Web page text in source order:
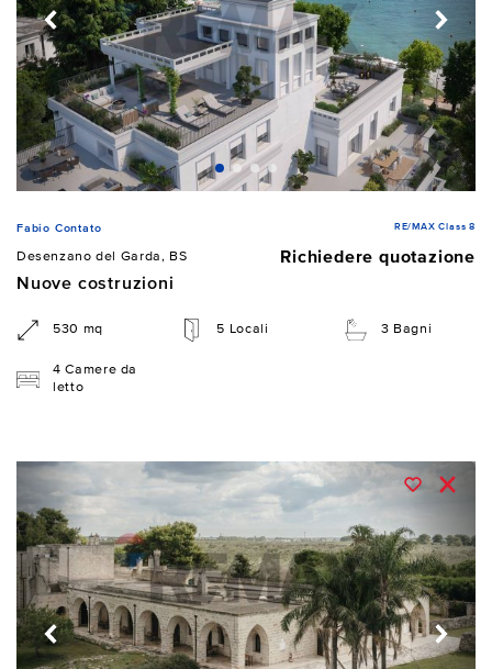
Fabio Contato RE/MAX Class 8
Desenzano del Garda, BS
Richiedere quotazione
Nuove costruzioni
530 mq 5 Locali 3 Bagni
4 Camere da
letto